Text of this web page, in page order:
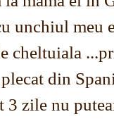
unchiul meu
cheltuiala
din
3 zile nu